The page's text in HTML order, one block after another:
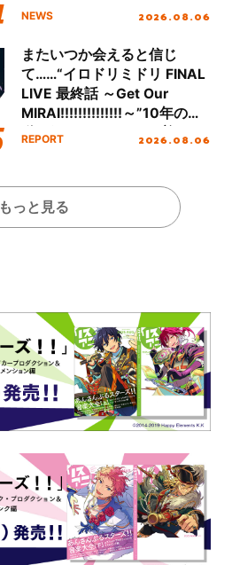
NEWS 2026.08.06
またいつか会えると信じ
て……“イロドリミドリ FINAL
LIVE 最終話 ～Get Our
MIRAI!!!!!!!!!!!!!!～”10年の活
動を経てファイナルを迎える
REPORT 2026.08.06
もっと見る